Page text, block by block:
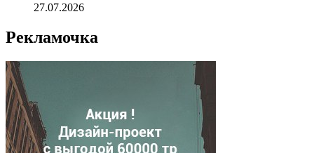
27.07.2026
Рекламочка